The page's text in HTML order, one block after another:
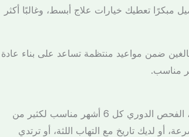
مبكرًا تعطيك خيارات علاج أبسط، وغالبًا أكثر
ضمن مواعيد منتظمة تساعد على بناء عادة
مناسب.
الجواب العملي هو: قبل ظهور المشكلة، وليس بعدها. في معظم الحالات، الفحص الدوري كل 6 أشهر مناسب لكثير من
أو لديك تاريخ مع التهاب اللثة، أو ترتدي